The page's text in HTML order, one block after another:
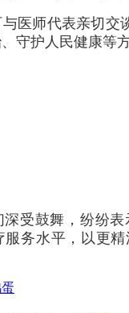
医师代表亲切交
守护人民健康等
受鼓舞，纷纷
务水平，以更精